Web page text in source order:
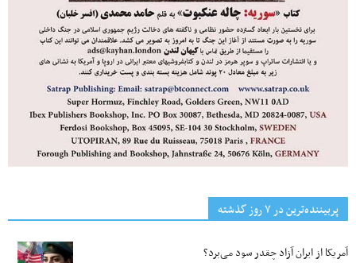
پربیننده‌ترین‌ در ۷ روز گذشته
آمریکا از ایران آزاد چقدر سود می‌برد؟